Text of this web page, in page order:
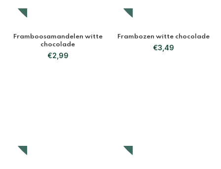
Framboosamandelen witte
chocolade
€2,99
Frambozen witte chocolade
€3,49